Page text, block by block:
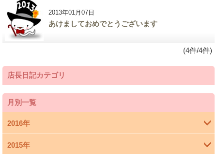
2013年01月07日
あけましておめでとうございます
(4件/4件)
店長日記カテゴリ
月別一覧
2016年
4月 (1)
2015年